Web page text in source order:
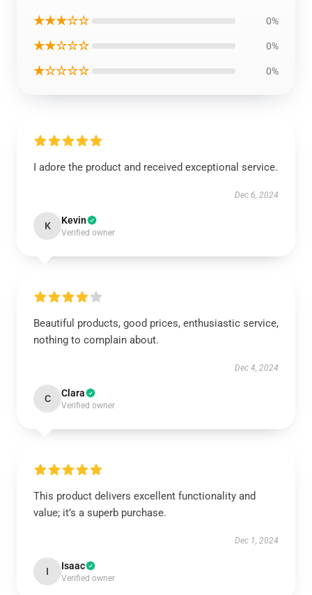
★★★☆☆ 0%
★★☆☆☆ 0%
★☆☆☆☆ 0%
I adore the product and received exceptional service.
Dec 6, 2024
K Kevin
Verified owner
Beautiful products, good prices, enthusiastic service,
nothing to complain about.
Dec 4, 2024
C Clara
Verified owner
This product delivers excellent functionality and
value; it’s a superb purchase.
Dec 1, 2024
I Isaac
Verified owner